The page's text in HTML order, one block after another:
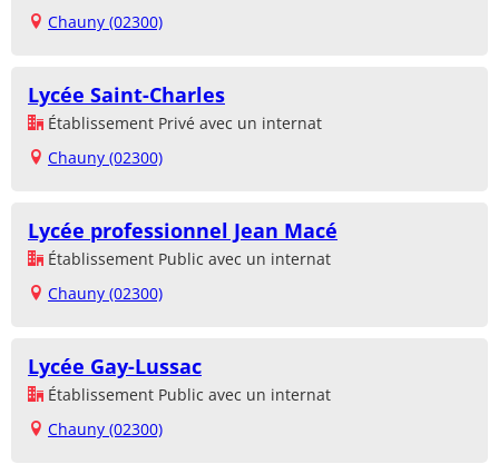
Chauny (02300)
Lycée Saint-Charles
Établissement Privé avec un internat
Chauny (02300)
Lycée professionnel Jean Macé
Établissement Public avec un internat
Chauny (02300)
Lycée Gay-Lussac
Établissement Public avec un internat
Chauny (02300)